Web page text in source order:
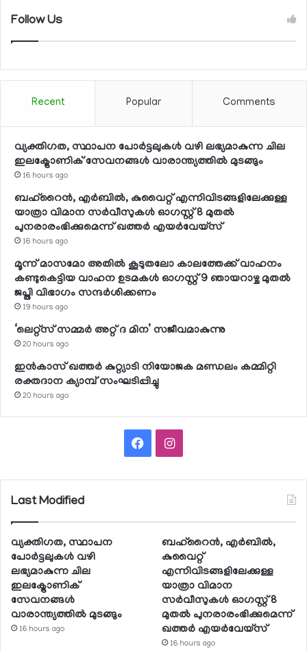
Follow Us
Recent Popular Comments
വ്യക്തിഗത, സ്ഥാപന പോര്‍ട്ടലുകള്‍ വഴി ലഭ്യമാകുന്ന ചില
ഇലക്ട്രോണിക് സേവനങ്ങള്‍ വാരാന്ത്യത്തില്‍ മുടങ്ങും
16 hours ago
ബഹ്റൈന്‍, എര്‍ബില്‍, കുവൈറ്റ് എന്നിവിടങ്ങളിലേക്കുള്ള
യാത്രാ വിമാന സര്‍വീസുകള്‍ ഓഗസ്റ്റ് 8 മുതല്‍
പുനരാരംഭിക്കുമെന്ന് ഖത്തര്‍ എയര്‍വേയ്സ്
16 hours ago
മൂന്ന് മാസമോ അതില്‍ കൂടുതലോ കാലത്തേക്ക് വാഹനം
കണ്ടുകെട്ടിയ വാഹന ഉടമകള്‍ ഓഗസ്റ്റ് 9 ഞായറാഴ്ച മുതല്‍
ജപ്തി വിഭാഗം സന്ദര്‍ശിക്കണം
19 hours ago
‘ലെറ്റ്‌സ് സമ്മര്‍ അറ്റ് ദ മിന’ സജീവമാകുന്നു
20 hours ago
ഇന്‍കാസ് ഖത്തര്‍ കുറ്റ്യാടി നിയോജക മണ്ഡലം കമ്മിറ്റി
രക്തദാന ക്യാമ്പ് സംഘടിപ്പിച്ചു
20 hours ago
FacebookInstagram
Last Modified
വ്യക്തിഗത, സ്ഥാപന
പോര്‍ട്ടലുകള്‍ വഴി
ലഭ്യമാകുന്ന ചില
ഇലക്ട്രോണിക്
സേവനങ്ങള്‍
വാരാന്ത്യത്തില്‍ മുടങ്ങും
16 hours ago
ബഹ്റൈന്‍, എര്‍ബില്‍,
കുവൈറ്റ്
എന്നിവിടങ്ങളിലേക്കുള്ള
യാത്രാ വിമാന
സര്‍വീസുകള്‍ ഓഗസ്റ്റ് 8
മുതല്‍ പുനരാരംഭിക്കുമെന്ന്
ഖത്തര്‍ എയര്‍വേയ്സ്
16 hours ago